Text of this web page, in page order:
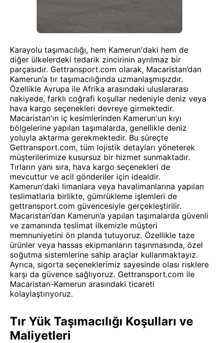
Karayolu taşımacılığı, hem Kamerun'daki hem de
diğer ülkelerdeki tedarik zincirinin ayrılmaz bir
parçasıdır. Gettransport.com olarak, Macaristan’dan
Kamerun’a tır taşımacılığında uzmanlaşmışızdır.
Özellikle Avrupa ile Afrika arasındaki uluslararası
nakiyede, farklı coğrafi koşullar nedeniyle deniz veya
hava kargo seçenekleri devreye girmektedir.
Macaristan'ın iç kesimlerinden Kamerun'un kıyı
bölgelerine yapılan taşımalarda, genellikle deniz
yoluyla aktarma gerekmektedir. Bu süreçte
Gettransport.com, tüm lojistik detayları yöneterek
müşterilerimize kusursuz bir hizmet sunmaktadır.
Tırların yanı sıra, hava kargo seçenekleri de
mevcuttur ve acil gönderiler için idealdir.
Kamerun'daki limanlara veya havalimanlarına yapılan
teslimatlarla birlikte, gümrükleme işlemleri de
gettransport.com güvencesiyle gerçekleştirilir.
Macaristan’dan Kamerun’a yapılan taşımalarda güvenli
ve zamanında teslimat ilkemizle müşteri
memnuniyetini ön planda tutuyoruz. Özellikle taze
ürünler veya hassas ekipmanların taşınmasında, özel
soğutma sistemlerine sahip araçlar kullanmaktayız.
Ayrıca, sigorta seçeneklerimiz sayesinde olası risklere
karşı da güvence sağlıyoruz. Gettransport.com ile
Macaristan-Kamerun arasındaki ticareti
kolaylaştırıyoruz.
Tır Yük Taşımacılığı Koşulları ve
Maliyetleri